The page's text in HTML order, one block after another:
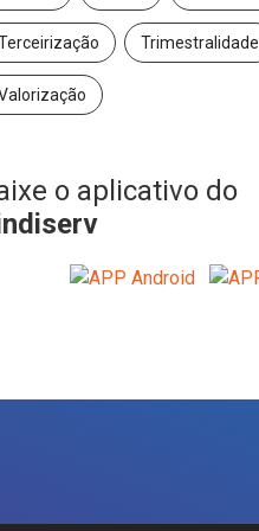
Trimestralidade
o aplicativo do